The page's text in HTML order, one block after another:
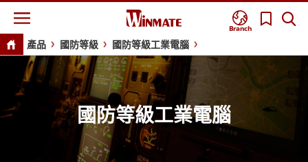
Branch
產品 國防等級 國防等級工業電腦
國防等級工業電腦